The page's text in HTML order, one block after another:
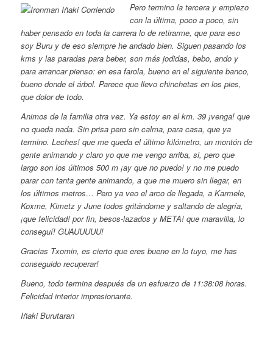
Pero termino la tercera y empiezo
con la última, poco a poco, sin
haber pensado en toda la carrera lo de retirarme, que para eso
soy Buru y de eso siempre he andado bien. Siguen pasando los
kms y las paradas para beber, son más jodidas, bebo, ando y
para arrancar pienso: en esa farola, bueno en el siguiente banco,
bueno donde el árbol. Parece que llevo chinchetas en los pies,
que dolor de todo.
Animos de la familia otra vez. Ya estoy en el km. 39 ¡venga! que
no queda nada. Sin prisa pero sin calma, para casa, que ya
termino. Leches! que me queda el último kilómetro, un montón de
gente animando y claro yo que me vengo arriba, si, pero que
largo son los últimos 500 m ¡ay que no puedo! y no me puedo
parar con tanta gente animando, a que me muero sin llegar, en
los últimos metros… Pero ya veo el arco de llegada, a Karmele,
Koxme, Kimetz y June todos gritándome y saltando de alegría,
¡que felicidad! por fin, besos-lazados y META! que maravilla, lo
conseguí! GUAUUUUU!
Gracias Txomin, es cierto que eres bueno en lo tuyo, me has
conseguido recuperar!
Bueno, todo termina después de un esfuerzo de 11:38:08 horas.
Felicidad interior impresionante.
Iñaki Burutaran